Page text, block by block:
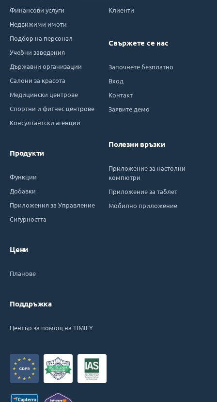
Финансови услуги
Недвижими имоти
Подбор на персонал
Учебни заведения
Държавни организации
Салони за красота
Медицински центрове
Спортни и фитнес центрове
Консултантски агенции
Продукти
Функции
Добавки
Приложения за Управление
Сигурността
Цени
Планове
Поддръжка
Център за помощ на TIMIFY
Клиенти
Свържете се нас
Започнете безплатно
Вход
Контакт
Заявите демо
Полезни връзки
Приложение за настолни
компютри
Приложение за таблет
Мобилно приложение